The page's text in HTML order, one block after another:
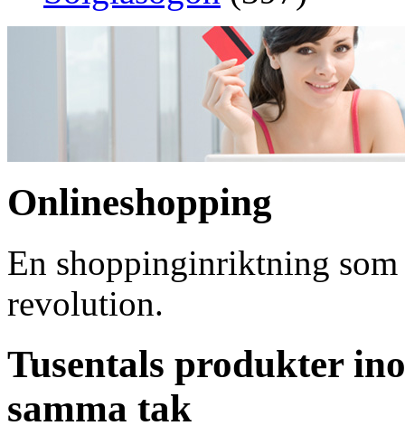
Onlineshopping
En shoppinginriktning
revolution.
Tusentals produkter
samma tak